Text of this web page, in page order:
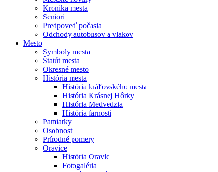
Kronika mesta
Seniori
Predpoveď počasia
Odchody autobusov a vlakov
Mesto
Symboly mesta
Štatút mesta
Okresné mesto
História mesta
História kráľovského mesta
História Krásnej Hôrky
História Medvedzia
História farnosti
Pamiatky
Osobnosti
Prírodné pomery
Oravice
História Oravíc
Fotogaléria